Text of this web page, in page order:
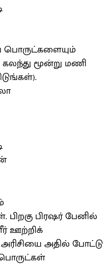
பொருட்களையும்
கலந்து மூன்று மணி
பிரஷர் பேனில்
ஊற்றிக்
அதில் போட்டு